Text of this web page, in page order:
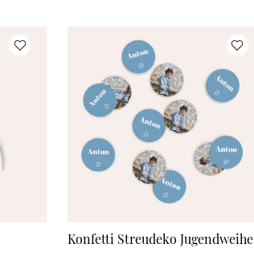
Konfetti Streudeko Jugendweihe